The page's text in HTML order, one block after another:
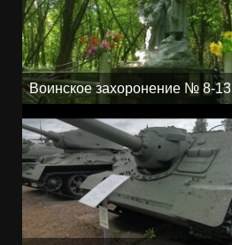
Воинское захоронение № 8-13